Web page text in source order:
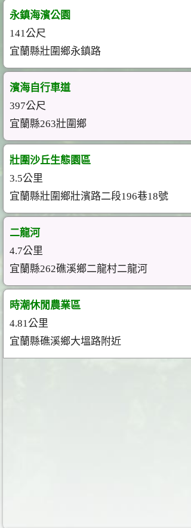
永鎮海濱公園
141公尺
宜蘭縣壯圍鄉永鎮路
濱海自行車道
397公尺
宜蘭縣263壯圍鄉
壯圍沙丘生態園區
3.5公里
宜蘭縣壯圍鄉壯濱路二段196巷18號
二龍河
4.7公里
宜蘭縣262礁溪鄉二龍村二龍河
時潮休閒農業區
4.81公里
宜蘭縣礁溪鄉大塭路附近